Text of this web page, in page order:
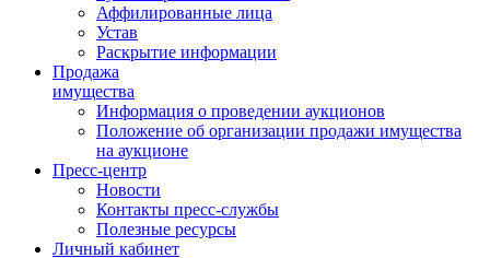
Аффилированные лица
Устав
Раскрытие информации
Продажа
имущества
Информация о проведении аукционов
Положение об организации продажи имущества
на аукционе
Пресс-центр
Новости
Контакты пресс-службы
Полезные ресурсы
Личный кабинет